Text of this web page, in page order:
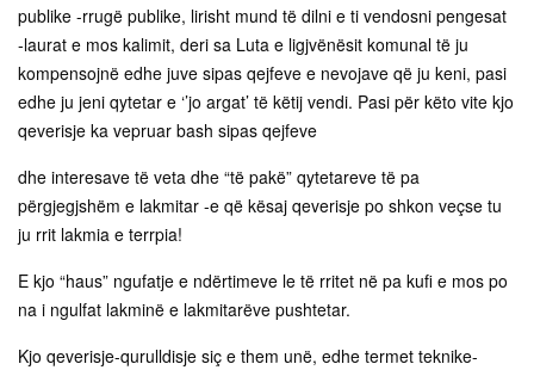
publike -rrugë publike, lirisht mund të dilni e ti vendosni pengesat
-laurat e mos kalimit, deri sa Luta e ligjvënësit komunal të ju
kompensojnë edhe juve sipas qejfeve e nevojave që ju keni, pasi
edhe ju jeni qytetar e ‘’jo argat’ të këtij vendi. Pasi për këto vite kjo
qeverisje ka vepruar bash sipas qejfeve
dhe interesave të veta dhe “të pakë” qytetareve të pa
përgjegjshëm e lakmitar -e që kësaj qeverisje po shkon veçse tu
ju rrit lakmia e terrpia!
E kjo “haus” ngufatje e ndërtimeve le të rritet në pa kufi e mos po
na i ngulfat lakminë e lakmitarëve pushtetar.
Kjo qeverisje-qurulldisje siç e them unë, edhe termet teknike-